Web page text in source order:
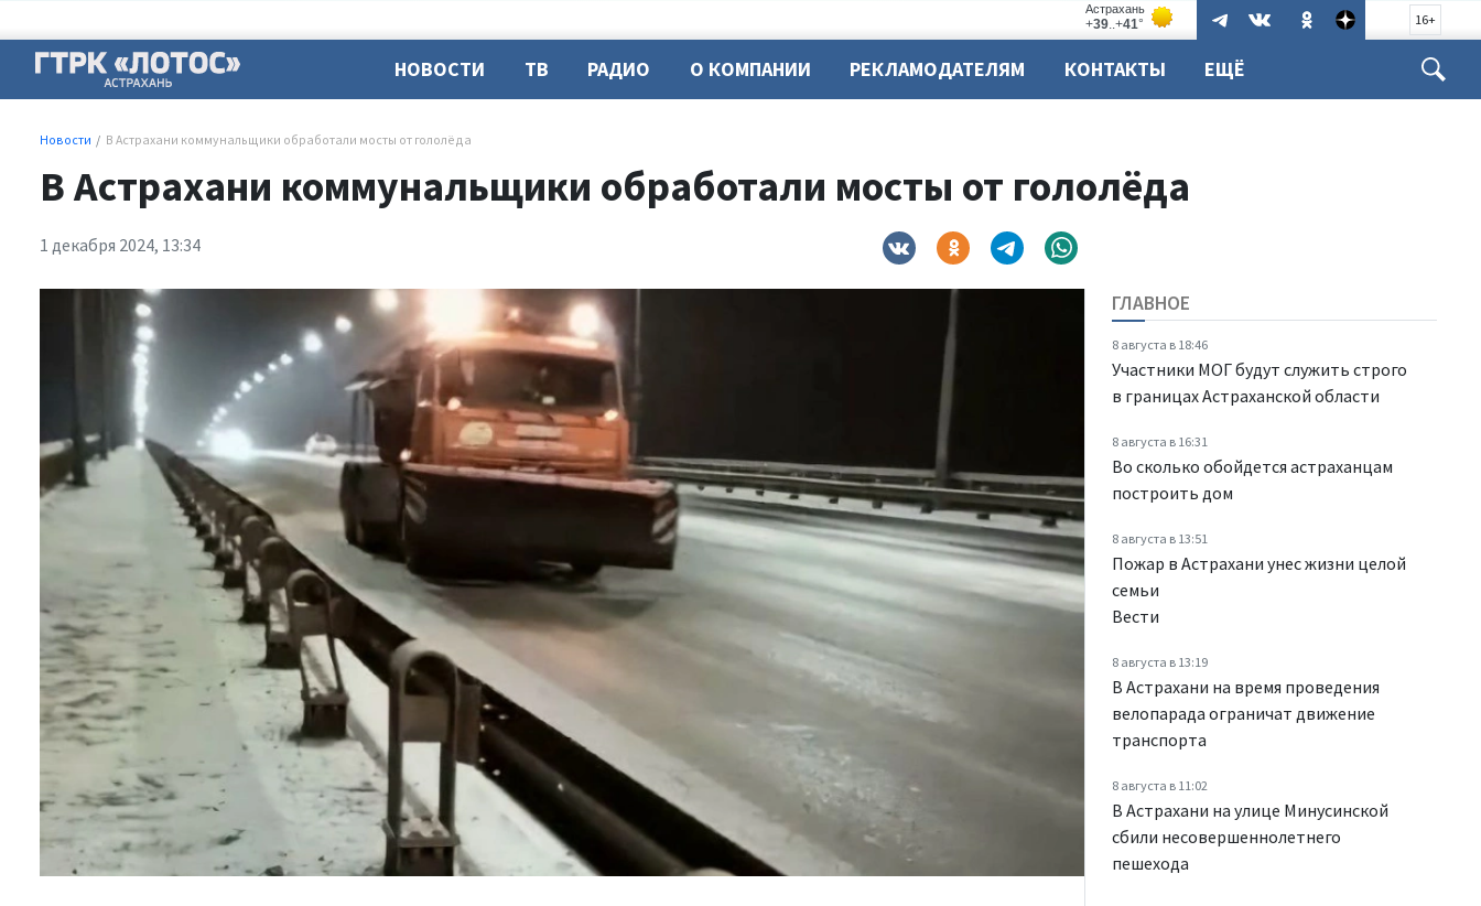
16+
НОВОСТИ ТВ РАДИО О КОМПАНИИ РЕКЛАМОДАТЕЛЯМ КОНТАКТЫ ЕЩЁ
Новости В Астрахани коммунальщики обработали мосты от гололёда
В Астрахани коммунальщики обработали мосты от гололёда
1 декабря 2024, 13:34
ГЛАВНОЕ
8 августа в 18:46
Участники МОГ будут служить строго
в границах Астраханской области
8 августа в 16:31
Во сколько обойдется астраханцам
построить дом
8 августа в 13:51
Пожар в Астрахани унес жизни целой
семьи
Вести
8 августа в 13:19
В Астрахани на время проведения
велопарада ограничат движение
транспорта
8 августа в 11:02
В Астрахани на улице Минусинской
сбили несовершеннолетнего
пешехода